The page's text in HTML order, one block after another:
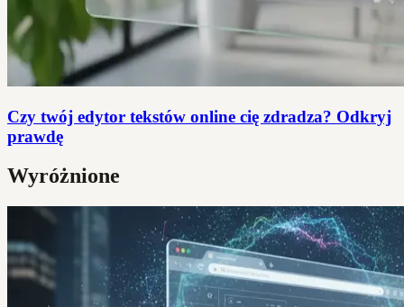
Czy twój edytor tekstów online cię zdradza? Odkryj
prawdę
Wyróżnione